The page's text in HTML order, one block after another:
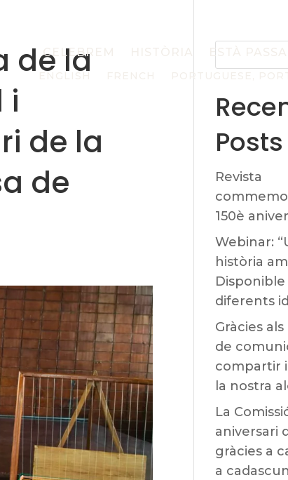
CELEBREM
de la
i
de la
de
Posts
Revista
150è
Webinar:
història
Disponible
diferents
Gràcies
de
compartir
la nostra
La
aniversari
gràcies a
a